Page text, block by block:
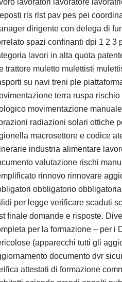
rls rlst pav pes pei
dirigente con delega di
spazi confinanti dpi 1 2 3
lavori in alta quota
trattore muletto mulettisti
su navi treni ple
terra ruspa
movimentazione
radiazioni solari ottiche
macrosettore e codice
industria alimentare
valutazione rischi
rinnovo rinnovare
obbligatorio
per legge verificare scaduti
finale domande e risposte.
per la formazione – per i
(apparecchi tutti gli
documento dvr
attestati di formazione